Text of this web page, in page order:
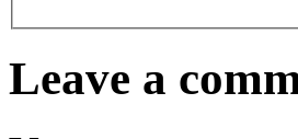
Leave a